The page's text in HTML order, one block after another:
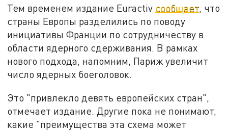
Тем временем издание Euractiv сообщает, что
страны Европы разделились по поводу
инициативы Франции по сотрудничеству в
области ядерного сдерживания. В рамках
нового подхода, напомним, Париж увеличит
число ядерных боеголовок.
Это "привлекло девять европейских стран",
отмечает издание. Другие пока не понимают,
какие "преимущества эта схема может